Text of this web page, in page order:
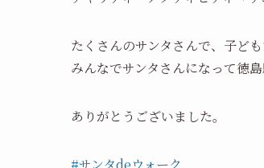
たくさんのサンタさんで、子ど
みんなでサンタさんになって徳
ありがとうございました。